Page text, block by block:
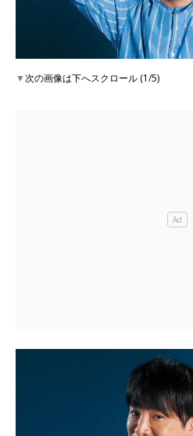
▼次の画像は下へスクロール (1/5)